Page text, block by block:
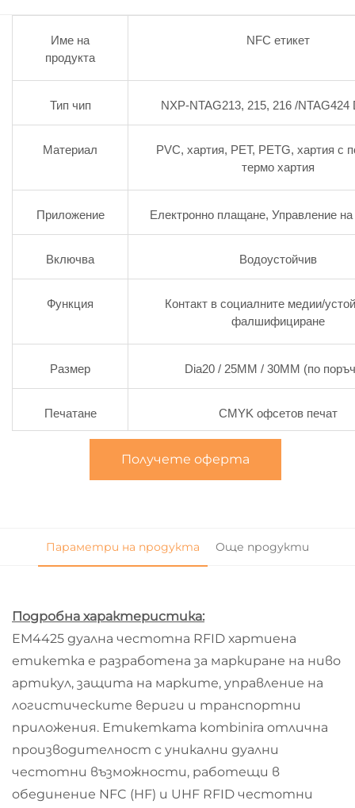
Име на
продукта
NFC етикет
Тип чип NXP-NTAG213, 215, 216 /NTAG424
Материал
PVC, хартия, PET, PETG, хартия с
термо хартия
Приложение Електронно плащане, Управление на
Включва Водоустойчив
Функция
Контакт в социалните медии/
фалшифициране
Размер Dia20 / 25MM / 30MM (по
Печатане CMYK офсетов печат
Получете оферта
Параметри на продукта Още продукти
Подробна характеристика:
EM4425 дуална честотна RFID хартиена
етикетка е разработена за маркиране на ниво
артикул, защита на марките, управление на
логистическите вериги и транспортни
приложения. Етикетката kombinira отлична
производителност с уникални дуални
честотни възможности, работещи в
обединение NFC (HF) и UHF RFID честотни